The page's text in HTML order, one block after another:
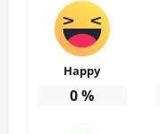
Happy
0%